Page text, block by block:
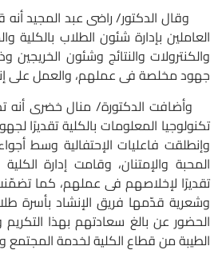
وقال الدكتور/ راضى عبد المجيد أنه
العاملين بإدارة شئون الطلاب بالكلية
والكنترولات والنتائج وشئون الخريجين
جهود مخلصة فى عملهم، والعمل على
وأضافت الدكتورة/ منال خضرى أنه
تكنولوجيا المعلومات بالكلية
وإنطلقت فاعليات الإحتفالية وسط
المحبة والإمتنان، وقامت إدارة
تقديرًا لإخلاصهم فى عملهم، كما
وشعرية قدّمها فريق الإنشاد بأسرة
الحضور عن بالغ سعادتهم بهذا
الطيبة من قطاع الكلية لخدمة المجتمع